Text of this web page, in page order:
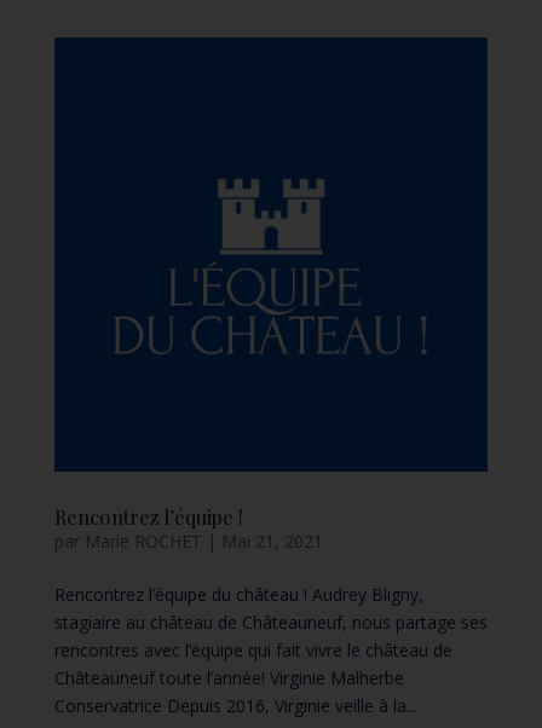
Rencontrez l’équipe !
par Marie ROCHET | Mai 21, 2021
Rencontrez l’équipe du château ! Audrey Bligny,
stagiaire au château de Châteauneuf, nous partage ses
rencontres avec l’équipe qui fait vivre le château de
Châteauneuf toute l’année! Virginie Malherbe
Conservatrice Depuis 2016, Virginie veille à la...